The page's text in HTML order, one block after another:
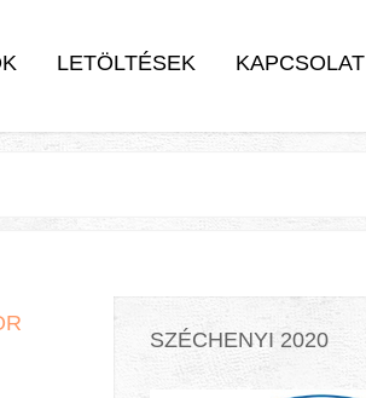
LETÖLTÉSEK KAPCSOLAT
SZÉCHENYI 2020